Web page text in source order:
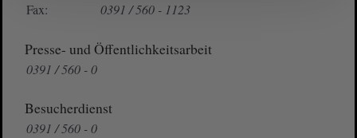
Fax:
0391 / 560 - 1123
Presse- und Öffentlichkeitsarbeit
0391 / 560 - 0
Besucherdienst
0391 / 560 - 0